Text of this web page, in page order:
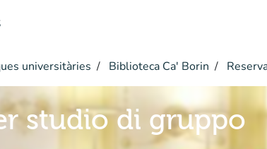
universitàries Biblioteca Ca' Borin
studio di gruppo